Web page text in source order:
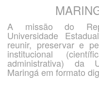
A missão do
Universidade
reunir, preservar e
institucional
administrativa) da
Maringá em formato